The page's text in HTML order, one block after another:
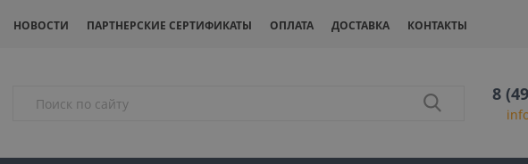
НОВОСТИ ПАРТНЕРСКИЕ СЕРТИФИКАТЫ ОПЛАТА ДОСТАВКА КОНТАКТЫ
8